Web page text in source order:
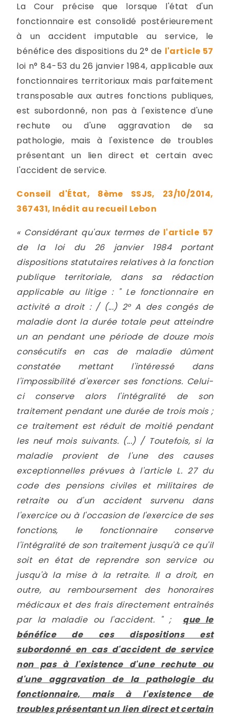
La Cour précise que lorsque l'état d'un
fonctionnaire est consolidé postérieurement
à un accident imputable au service, le
bénéfice des dispositions du 2° de l'article 57
loi n° 84-53 du 26 janvier 1984, applicable aux
fonctionnaires territoriaux mais parfaitement
transposable aux autres fonctions publiques,
est subordonné, non pas à l'existence d'une
rechute ou d'une aggravation de sa
pathologie, mais à l'existence de troubles
présentant un lien direct et certain avec
l'accident de service.
Conseil d'État, 8ème SSJS, 23/10/2014,
367431, Inédit au recueil Lebon
« Considérant qu'aux termes de l'article 57
de la loi du 26 janvier 1984 portant
dispositions statutaires relatives à la fonction
publique territoriale, dans sa rédaction
applicable au litige : " Le fonctionnaire en
activité a droit : / (...) 2° A des congés de
maladie dont la durée totale peut atteindre
un an pendant une période de douze mois
consécutifs en cas de maladie dûment
constatée mettant l'intéressé dans
l'impossibilité d'exercer ses fonctions. Celui-
ci conserve alors l'intégralité de son
traitement pendant une durée de trois mois ;
ce traitement est réduit de moitié pendant
les neuf mois suivants. (...) / Toutefois, si la
maladie provient de l'une des causes
exceptionnelles prévues à l'article L. 27 du
code des pensions civiles et militaires de
retraite ou d'un accident survenu dans
l'exercice ou à l'occasion de l'exercice de ses
fonctions, le fonctionnaire conserve
l'intégralité de son traitement jusqu'à ce qu'il
soit en état de reprendre son service ou
jusqu'à la mise à la retraite. Il a droit, en
outre, au remboursement des honoraires
médicaux et des frais directement entraînés
par la maladie ou l'accident. " ; que le
bénéfice de ces dispositions est
subordonné en cas d'accident de service
non pas à l'existence d'une rechute ou
d'une aggravation de la pathologie du
fonctionnaire, mais à l'existence de
troubles présentant un lien direct et certain